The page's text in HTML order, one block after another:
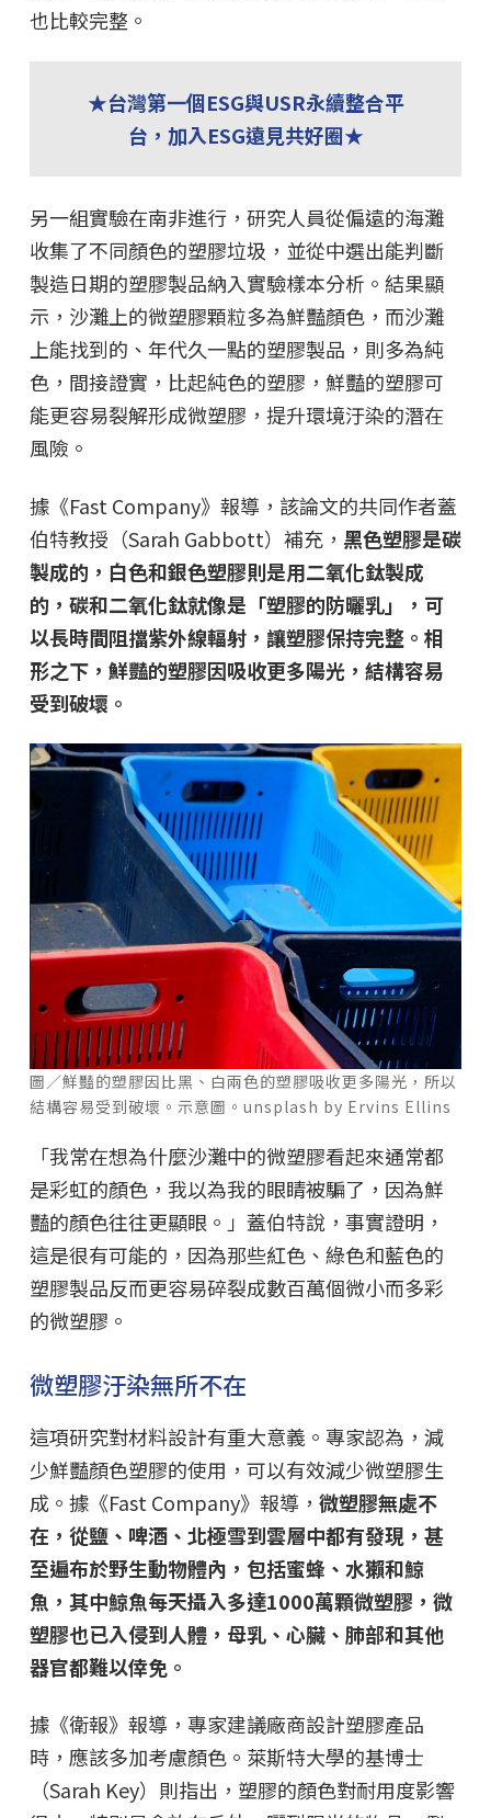
也比較完整。
★台灣第一個ESG與USR永續整合平
台，加入ESG遠見共好圈★
另一組實驗在南非進行，研究人員從偏遠的海灘
收集了不同顏色的塑膠垃圾，並從中選出能判斷
製造日期的塑膠製品納入實驗樣本分析。結果顯
示，沙灘上的微塑膠顆粒多為鮮豔顏色，而沙灘
上能找到的、年代久一點的塑膠製品，則多為純
色，間接證實，比起純色的塑膠，鮮豔的塑膠可
能更容易裂解形成微塑膠，提升環境汙染的潛在
風險。
據《Fast Company》報導，該論文的共同作者蓋
伯特教授（Sarah Gabbott）補充， 黑色塑膠是碳
製成的，白色和銀色塑膠則是用二氧化鈦製成
的，碳和二氧化鈦就像是「塑膠的防曬乳」，可
以長時間阻擋紫外線輻射，讓塑膠保持完整。相
形之下，鮮豔的塑膠因吸收更多陽光，結構容易
受到破壞。
圖／鮮豔的塑膠因比黑、白兩色的塑膠吸收更多陽光，所以
結構容易受到破壞。示意圖。unsplash by Ervins Ellins
「我常在想為什麼沙灘中的微塑膠看起來通常都
是彩虹的顏色，我以為我的眼睛被騙了，因為鮮
豔的顏色往往更顯眼。」蓋伯特說，事實證明，
這是很有可能的，因為那些紅色、綠色和藍色的
塑膠製品反而更容易碎裂成數百萬個微小而多彩
的微塑膠。
微塑膠汙染無所不在
這項研究對材料設計有重大意義。專家認為，減
少鮮豔顏色塑膠的使用，可以有效減少微塑膠生
成。據《Fast Company》報導， 微塑膠無處不
在，從鹽、啤酒、北極雪到雲層中都有發現，甚
至遍布於野生動物體內，包括蜜蜂、水獺和鯨
魚，其中鯨魚每天攝入多達1000萬顆微塑膠，微
塑膠也已入侵到人體，母乳、心臟、肺部和其他
器官都難以倖免。
據《衛報》報導，專家建議廠商設計塑膠產品
時，應該多加考慮顏色。萊斯特大學的基博士
（Sarah Key）則指出，塑膠的顏色對耐用度影響